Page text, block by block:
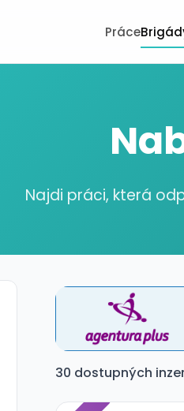
Práce
Najdi práci, která
30 dostupných